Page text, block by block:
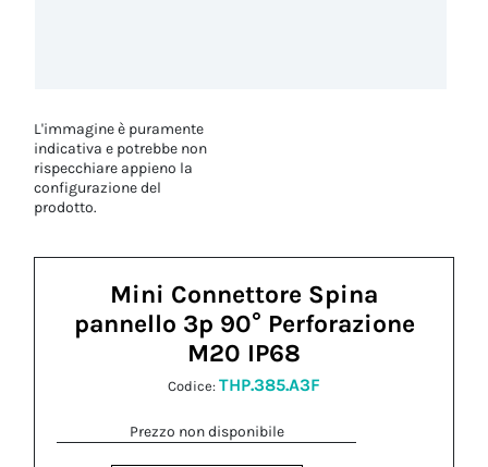
L'immagine è puramente
indicativa e potrebbe non
rispecchiare appieno la
configurazione del
prodotto.
Mini Connettore Spina
pannello 3p 90° Perforazione
M20 IP68
Codice: THP.385.A3F
Prezzo non disponibile